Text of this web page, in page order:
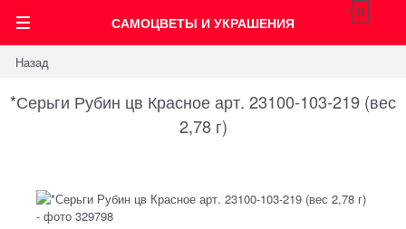
САМОЦВЕТЫ И УКРАШЕНИЯ
0
Назад
*Серьги Рубин цв Красное арт. 23100-103-219 (вес
2,78 г)